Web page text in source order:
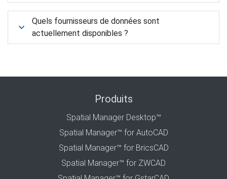
Quels fournisseurs de données sont
actuellement disponibles ?
Produits
Spatial Manager Desktop™
Spatial Manager™ for AutoCAD
Spatial Manager™ for BricsCAD
Spatial Manager™ for ZWCAD